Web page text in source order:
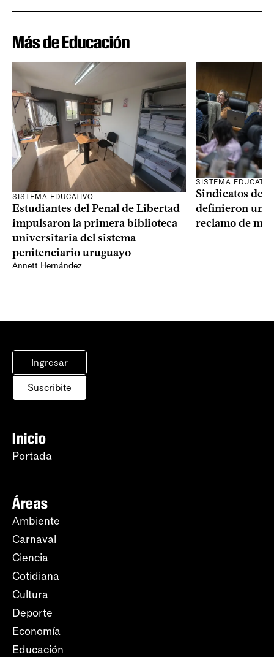
Más de Educación
SISTEMA EDUCATIVO
Estudiantes del Penal de Libertad
impulsaron la primera biblioteca
universitaria del sistema
penitenciario uruguayo
Annett Hernández
SISTEMA
Sindicatos de
definieron un
reclamo de
Ingresar
Suscribite
Inicio
Portada
Áreas
Ambiente
Carnaval
Ciencia
Cotidiana
Cultura
Deporte
Economía
Educación